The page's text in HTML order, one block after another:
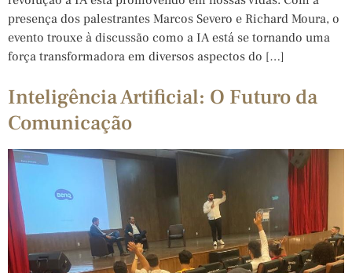
presença dos palestrantes Marcos Severo e Richard Moura, o
evento trouxe à discussão como a IA está se tornando uma
força transformadora em diversos aspectos do […]
Inteligência Artificial: O Futuro da
Comunicação